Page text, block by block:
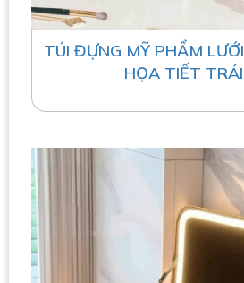
TÚI ĐỰNG MỸ PHẨM
HỌA TIẾT